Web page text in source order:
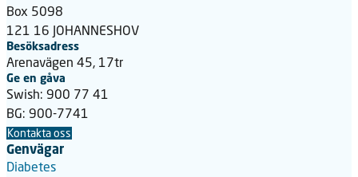
Box 5098
121 16 JOHANNESHOV
Besöksadress
Arenavägen 45, 17tr
Ge en gåva
Swish: 900 77 41
BG: 900-7741
Kontakta oss
Genvägar
Diabetes